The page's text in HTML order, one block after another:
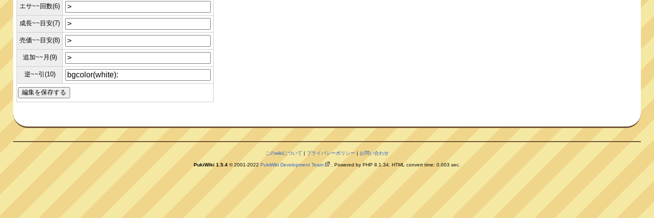
エサ~~回数(6)
成長~~目安(7)
売価~~目安(8)
追加~~月(9)
逆~~引(10)
このwikiについて | プライバシーポリシー | お問い合わせ
PukiWiki 1.5.4 © 2001-2022 PukiWiki Development Team . Powered by PHP 8.1.34. HTML convert time: 0.003 sec.